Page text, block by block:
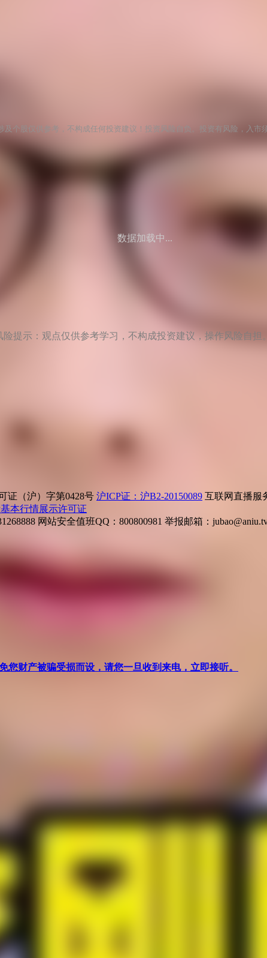
及个股仅供参考，不构成任何投资建议！投资风险自负。投资有风险，入市
数据加载中...
险提示：观点仅供参考学习，不构成投资建议，操作风险自担
证（沪）字第0428号 沪ICP证：沪B2-20150089 互联网直播服
本行情展示许可证
网站安全值班QQ：800800981 举报邮箱：
您财产被骗受损而设，请您一旦收到来电，立即接听。